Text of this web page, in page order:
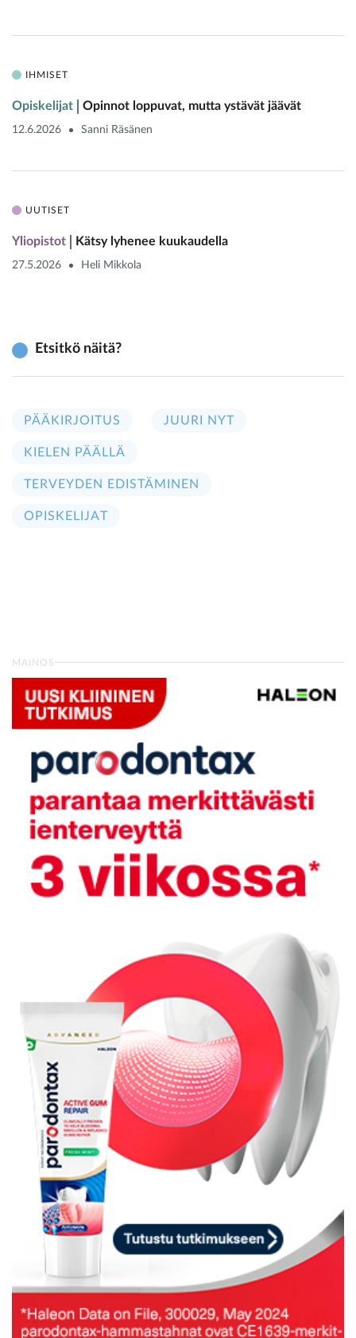
IHMISET
Opiskelijat Opinnot loppuvat, mutta ystävät jäävät
12.6.2026 Sanni Räsänen
UUTISET
Yliopistot Kätsy lyhenee kuukaudella
27.5.2026 Heli Mikkola
Etsitkö näitä?
PÄÄKIRJOITUS JUURI NYT
KIELEN PÄÄLLÄ
TERVEYDEN EDISTÄMINEN
OPISKELIJAT
MAINOS